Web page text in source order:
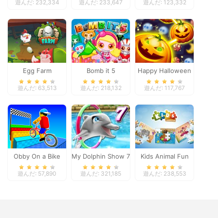
遊んだ: 232,334 遊んだ: 233,647 遊んだ: 123,332
Egg Farm
遊んだ: 63,513
Bomb it 5
遊んだ: 218,132
Happy Halloween
遊んだ: 117,767
Obby On a Bike
遊んだ: 57,890
My Dolphin Show 7
遊んだ: 321,185
Kids Animal Fun
遊んだ: 238,553